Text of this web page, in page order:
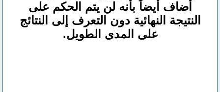
أضاف أيضاً بأنه لن يتم الحكم على
النتيجة النهائية دون التعرف إلى النتائج
على المدى الطويل.